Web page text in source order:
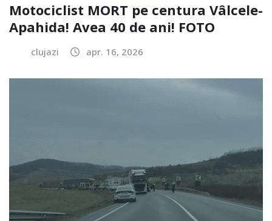
Motociclist MORT pe centura Vâlcele-
Apahida! Avea 40 de ani! FOTO
clujazi apr. 16, 2026